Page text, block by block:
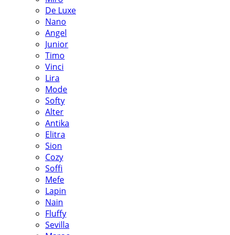
De Luxe
Nano
Angel
Junior
Timo
Vinci
Lira
Mode
Softy
Alter
Antika
Elitra
Sion
Cozy
Soffi
Mefe
Lapin
Nain
Fluffy
Sevilla